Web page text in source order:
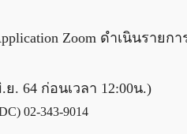
Zoom ดำเนินราย
. 64 ก่อนเวลา 12:00น.)
02-343-9014